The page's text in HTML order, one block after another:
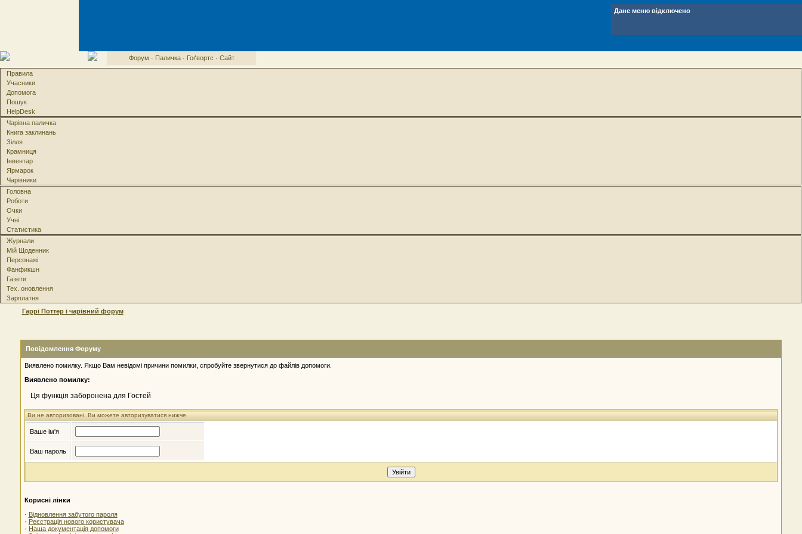
Дане меню відключено
Форум · Паличка· Гоґвортс · Сайт
Правила
Учасники
Допомога
Пошук
HelpDesk
Чарівна паличка
Книга заклинань
Зілля
Крамниця
Інвентар
Ярмарок
Чарівники
Головна
Роботи
Очки
Учні
Статистика
Журнали
Мій Щоденник
Персонажі
Фанфикшн
Газети
Тех. оновлення
Зарплатня
Гаррі Поттер і чарівний форум
Повідомлення Форуму
Виявлено помилку. Якщо Вам невідомі причини помилки, спробуйте звернутися до файлів допомоги.
Виявлено помилку:
Ця функція заборонена для Гостей
Ви не авторизовані. Ви можете авторизуватися нижче.
Ваше ім'я
Ваш пароль
Корисні лінки
· Відновлення забутого пароля
· Реєстрація нового користувача
· Наша документація допомоги